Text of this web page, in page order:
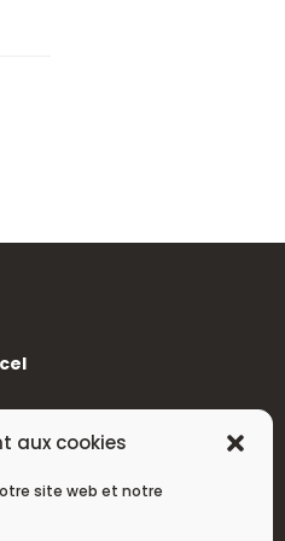
aux cookies
site web et notre